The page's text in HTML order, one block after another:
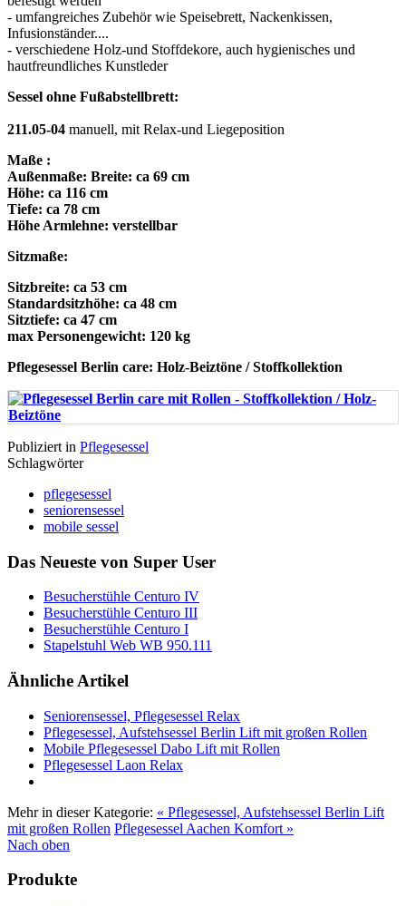
- umfangreiches Zubehör wie Speisebrett, Nackenkissen,
Infusionständer....
- verschiedene Holz-und Stoffdekore, auch hygienisches und
hautfreundliches Kunstleder
Sessel ohne Fußabstellbrett:
211.05-04 manuell, mit Relax-und Liegeposition
Maße :
Außenmaße: Breite: ca 69 cm
Höhe: ca 116 cm
Tiefe: ca 78 cm
Höhe Armlehne: verstellbar
Sitzmaße:
Sitzbreite: ca 53 cm
Standardsitzhöhe: ca 48 cm
Sitztiefe: ca 47 cm
max Personengewicht: 120 kg
Pflegesessel Berlin care: Holz-Beiztöne / Stoffkollektion
Publiziert in Pflegesessel
Schlagwörter
pflegesessel
seniorensessel
mobile sessel
Das Neueste von Super User
Besucherstühle Centuro IV
Besucherstühle Centuro III
Besucherstühle Centuro I
Stapelstuhl Web WB 950.111
Ähnliche Artikel
Seniorensessel, Pflegesessel Relax
Pflegesessel, Aufstehsessel Berlin Lift mit großen Rollen
Mobile Pflegesessel Dabo Lift mit Rollen
Pflegesessel Laon Relax
Mehr in dieser Kategorie: « Pflegesessel, Aufstehsessel Berlin Lift
mit großen Rollen Pflegesessel Aachen Komfort »
Nach oben
Produkte